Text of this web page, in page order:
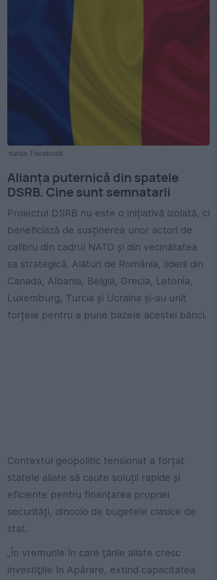
sursa: Facebook
Alianța puternică din spatele
DSRB. Cine sunt semnatarii
Proiectul DSRB nu este o inițiativă izolată, ci
beneficiază de susținerea unor actori de
calibru din cadrul NATO și din vecinătatea
sa strategică. Alături de România, liderii din
Canada, Albania, Belgia, Grecia, Letonia,
Luxemburg, Turcia și Ucraina și-au unit
forțele pentru a pune bazele acestei bănci.
Contextul geopolitic tensionat a forțat
statele aliate să caute soluții rapide și
eficiente pentru finanțarea propriei
securități, dincolo de bugetele clasice de
stat.
„În vremurile în care ţările aliate cresc
investiţiile în Apărare, extind capacitatea